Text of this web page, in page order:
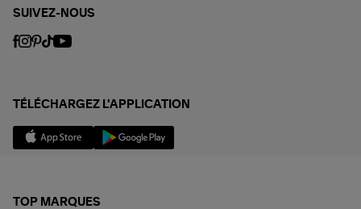
SUIVEZ-NOUS
TÉLÉCHARGEZ L'APPLICATION
TOP MARQUES